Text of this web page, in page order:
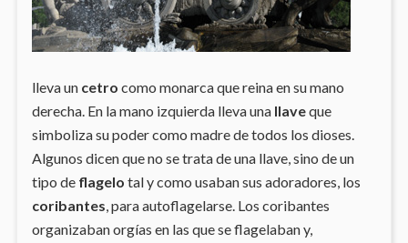
lleva un cetro como monarca que reina en su mano
derecha. En la mano izquierda lleva una llaveque
simboliza su poder como madre de todos los dioses.
Algunos dicen que no se trata de una llave, sino de un
tipo de flagelo tal y como usaban sus adoradores, los
coribantes, para autoflagelarse. Los coribantes
organizaban orgías en las que se flagelaban y,